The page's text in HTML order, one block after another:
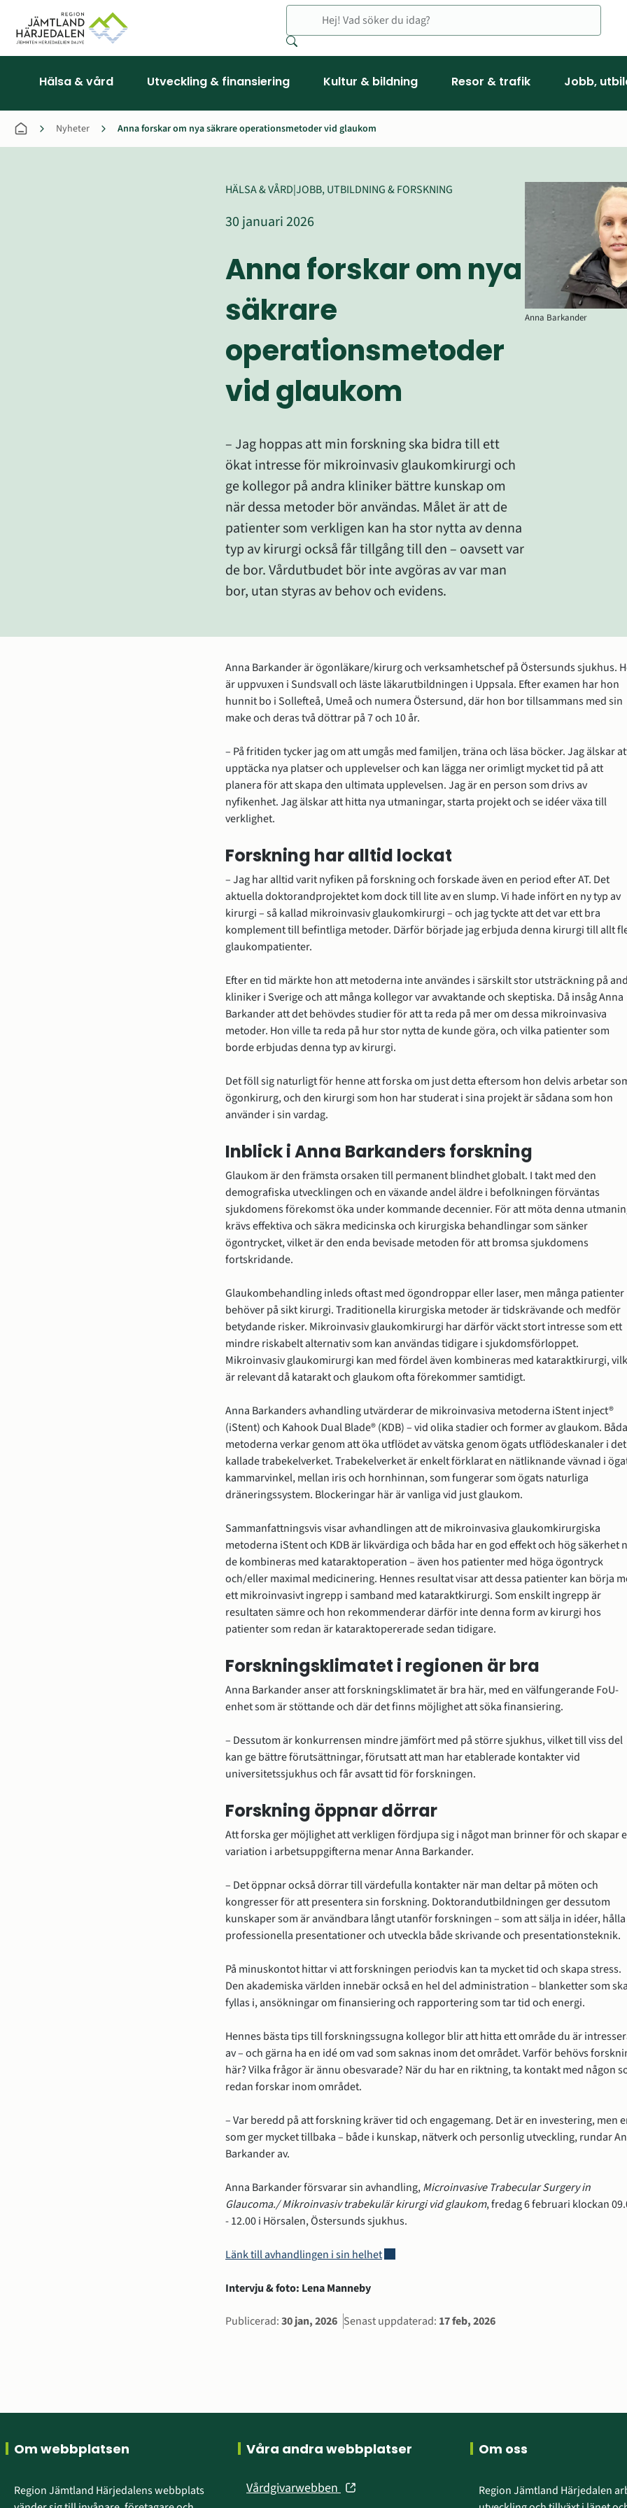
Hälsa & vård Utveckling & finansiering Kultur & bildning Resor & trafik Jobb,
Nyheter Anna forskar om nya säkrare operationsmetoder vid glaukom
Anna forskar om nya
säkrare
operationsmetoder
vid glaukom
30 januari 2026
HÄLSA & VÅRD|JOBB, UTBILDNING & FORSKNING
– Jag hoppas att min forskning ska bidra till ett
ökat intresse för mikroinvasiv glaukomkirurgi och
ge kollegor på andra kliniker bättre kunskap om
när dessa metoder bör användas. Målet är att de
patienter som verkligen kan ha stor nytta av denna
typ av kirurgi också får tillgång till den – oavsett var
de bor. Vårdutbudet bör inte avgöras av var man
bor, utan styras av behov och evidens.
Anna Barkander
Anna Barkander är ögonläkare/kirurg och verksamhetschef på Östersunds sjukhus.
är uppvuxen i Sundsvall och läste läkarutbildningen i Uppsala. Efter examen har hon
hunnit bo i Sollefteå, Umeå och numera Östersund, där hon bor tillsammans med sin
make och deras två döttrar på 7 och 10 år.
– På fritiden tycker jag om att umgås med familjen, träna och läsa böcker. Jag älskar
upptäcka nya platser och upplevelser och kan lägga ner orimligt mycket tid på att
planera för att skapa den ultimata upplevelsen. Jag är en person som drivs av
nyfikenhet. Jag älskar att hitta nya utmaningar, starta projekt och se idéer växa till
verklighet.
Forskning har alltid lockat
– Jag har alltid varit nyfiken på forskning och forskade även en period efter AT. Det
aktuella doktorandprojektet kom dock till lite av en slump. Vi hade infört en ny typ av
kirurgi – så kallad mikroinvasiv glaukomkirurgi – och jag tyckte att det var ett bra
komplement till befintliga metoder. Därför började jag erbjuda denna kirurgi till allt
glaukompatienter.
Efter en tid märkte hon att metoderna inte användes i särskilt stor utsträckning på
kliniker i Sverige och att många kollegor var avvaktande och skeptiska. Då insåg Anna
Barkander att det behövdes studier för att ta reda på mer om dessa mikroinvasiva
metoder. Hon ville ta reda på hur stor nytta de kunde göra, och vilka patienter som
borde erbjudas denna typ av kirurgi.
Det föll sig naturligt för henne att forska om just detta eftersom hon delvis arbetar
ögonkirurg, och den kirurgi som hon har studerat i sina projekt är sådana som hon
använder i sin vardag.
Inblick i Anna Barkanders forskning
Glaukom är den främsta orsaken till permanent blindhet globalt. I takt med den
demografiska utvecklingen och en växande andel äldre i befolkningen förväntas
sjukdomens förekomst öka under kommande decennier. För att möta denna
krävs effektiva och säkra medicinska och kirurgiska behandlingar som sänker
ögontrycket, vilket är den enda bevisade metoden för att bromsa sjukdomens
fortskridande.
Glaukombehandling inleds oftast med ögondroppar eller laser, men många patienter
behöver på sikt kirurgi. Traditionella kirurgiska metoder är tidskrävande och medför
betydande risker. Mikroinvasiv glaukomkirurgi har därför väckt stort intresse som ett
mindre riskabelt alternativ som kan användas tidigare i sjukdomsförloppet.
Mikroinvasiv glaukomirurgi kan med fördel även kombineras med kataraktkirurgi,
är relevant då katarakt och glaukom ofta förekommer samtidigt.
Anna Barkanders avhandling utvärderar de mikroinvasiva metoderna iStent inject®
(iStent) och Kahook Dual Blade® (KDB) – vid olika stadier och former av glaukom. Båda
metoderna verkar genom att öka utflödet av vätska genom ögats utflödeskanaler i det
kallade trabekelverket. Trabekelverket är enkelt förklarat en nätliknande vävnad i
kammarvinkel, mellan iris och hornhinnan, som fungerar som ögats naturliga
dräneringssystem. Blockeringar här är vanliga vid just glaukom.
Sammanfattningsvis visar avhandlingen att de mikroinvasiva glaukomkirurgiska
metoderna iStent och KDB är likvärdiga och båda har en god effekt och hög säkerhet
de kombineras med kataraktoperation – även hos patienter med höga ögontryck
och/eller maximal medicinering. Hennes resultat visar att dessa patienter kan börja
ett mikroinvasivt ingrepp i samband med kataraktkirurgi. Som enskilt ingrepp är
resultaten sämre och hon rekommenderar därför inte denna form av kirurgi hos
patienter som redan är kataraktopererade sedan tidigare.
Forskningsklimatet i regionen är bra
Anna Barkander anser att forskningsklimatet är bra här, med en välfungerande FoU-
enhet som är stöttande och där det finns möjlighet att söka finansiering.
– Dessutom är konkurrensen mindre jämfört med på större sjukhus, vilket till viss del
kan ge bättre förutsättningar, förutsatt att man har etablerade kontakter vid
universitetssjukhus och får avsatt tid för forskningen.
Forskning öppnar dörrar
Att forska ger möjlighet att verkligen fördjupa sig i något man brinner för och skapar
variation i arbetsuppgifterna menar Anna Barkander.
– Det öppnar också dörrar till värdefulla kontakter när man deltar på möten och
kongresser för att presentera sin forskning. Doktorandutbildningen ger dessutom
kunskaper som är användbara långt utanför forskningen – som att sälja in idéer, hålla
professionella presentationer och utveckla både skrivande och presentationsteknik.
På minuskontot hittar vi att forskningen periodvis kan ta mycket tid och skapa stress.
Den akademiska världen innebär också en hel del administration – blanketter som ska
fyllas i, ansökningar om finansiering och rapportering som tar tid och energi.
Hennes bästa tips till forskningssugna kollegor blir att hitta ett område du är
av – och gärna ha en idé om vad som saknas inom det området. Varför behövs
här? Vilka frågor är ännu obesvarade? När du har en riktning, ta kontakt med någon
redan forskar inom området.
– Var beredd på att forskning kräver tid och engagemang. Det är en investering, men
som ger mycket tillbaka – både i kunskap, nätverk och personlig utveckling, rundar
Barkander av.
Anna Barkander försvarar sin avhandling, Microinvasive Trabecular Surgery in
Glaucoma./ Mikroinvasiv trabekulär kirurgi vid glaukom, fredag 6 februari klockan
- 12.00 i Hörsalen, Östersunds sjukhus.
Länk till avhandlingen i sin helhetLänk till annan webbplats, öppnas i nytt fönster.
Intervju & foto: Lena Manneby
Sidinformation
Publicerad:30 jan, 2026 Senast uppdaterad: 17 feb, 2026
Sidfot
Om webbplatsen
Region Jämtland Härjedalens webbplats
Våra andra webbplatser
Vårdgivarwebben (öppnas
Om oss
Region Jämtland Härjedalen